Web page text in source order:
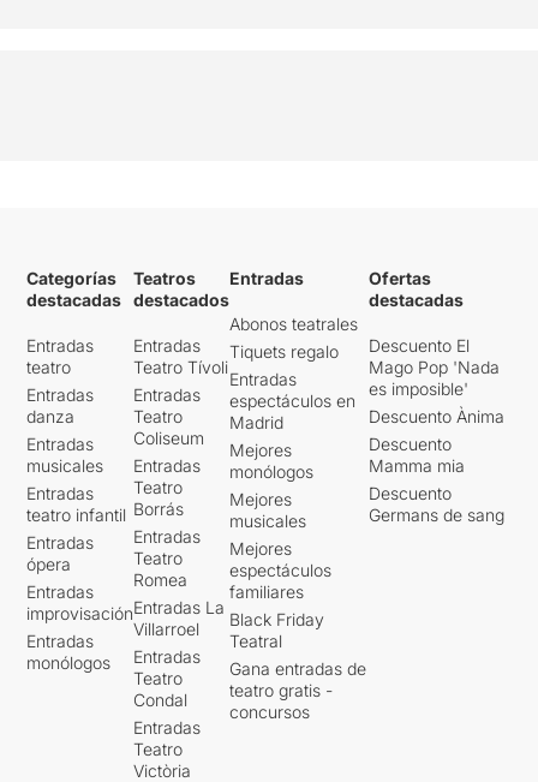
Categorías
destacadas
Entradas
teatro
Entradas
danza
Entradas
musicales
Entradas
teatro infantil
Entradas
ópera
Entradas
improvisación
Entradas
monólogos
Teatros
destacados
Entradas
Teatro Tívoli
Entradas
Teatro
Coliseum
Entradas
Teatro
Borrás
Entradas
Teatro
Romea
Entradas La
Villarroel
Entradas
Teatro
Condal
Entradas
Teatro
Victòria
Entradas
Abonos teatrales
Tiquets regalo
Entradas
espectáculos en
Madrid
Mejores
monólogos
Mejores
musicales
Mejores
espectáculos
familiares
Black Friday
Teatral
Gana entradas de
teatro gratis -
concursos
Ofertas
destacadas
Descuento El
Mago Pop 'Nada
es imposible'
Descuento Ànima
Descuento
Mamma mia
Descuento
Germans de sang